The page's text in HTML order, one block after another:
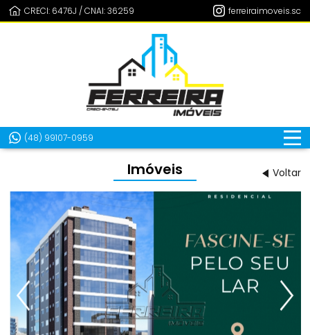
CRECI: 6476J / CNAI: 36259 ferreiraimoveis.sc
(48) 99107-0959
Voltar
Imóveis